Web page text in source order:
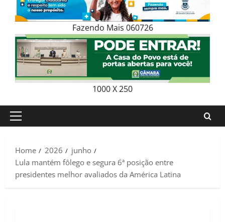
Fazendo Mais 060726
1000 X 250
Primary
Home
2026
junho
Lula mantém fôlego e segura 6ª posição entre
presidentes melhor avaliados da América Latina